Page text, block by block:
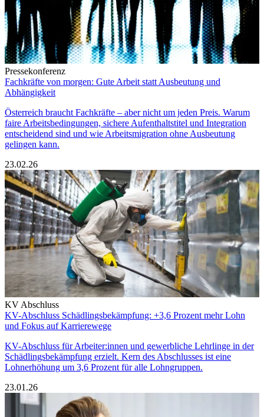
Pressekonferenz
Fachkräfte von morgen: Gute Arbeit statt Ausbeutung und
Abhängigkeit
Österreich braucht Fachkräfte – aber nicht um jeden Preis. Warum
faire Arbeitsbedingungen, sichere Aufenthaltstitel und Integration
entscheidend sind und wie Arbeitsmigration ohne Ausbeutung
gelingen kann.
23.02.26
KV Abschluss
KV-Abschluss Schädlingsbekämpfung: +3,6 Prozent mehr Lohn
und Fokus auf Karrierewege
KV-Abschluss für Arbeiter:innen und gewerbliche Lehrlinge in der
Schädlingsbekämpfung erzielt. Kern des Abschlusses ist eine
Lohnerhöhung um 3,6 Prozent für alle Lohngruppen.
23.01.26